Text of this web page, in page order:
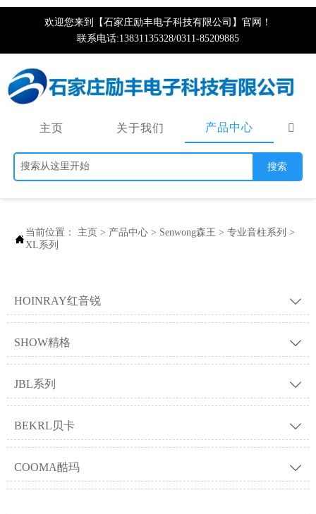
欢迎您来到【石家庄励丰电子科技有限公司】官网！
联系电话:13831135328/0311-85209885
主页 关于我们 产品中心
搜索

当前位置： 主页 > 产品中心 > Senwong森王 > 专业音柱系列 >
XL系列
HOINRAY红音锐 
SHOW精格 
JBL系列 
BEKRL贝卡 
COOMA酷玛 